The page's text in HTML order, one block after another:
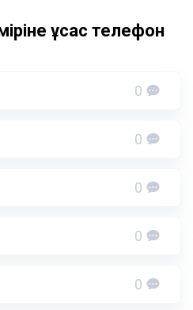
ұқсас телефон
0
0
0
0
0